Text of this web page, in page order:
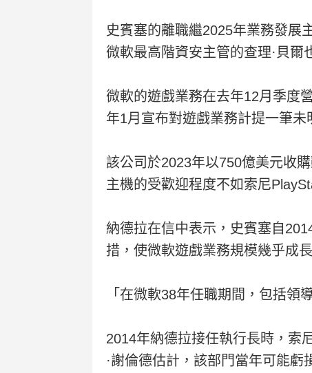
史賓塞的離職繼2025年業務發展
微軟最高階資安主管的查理·貝爾
微軟的遊戲業務在去年12月季度
年1月宣布對遊戲業務計提一筆未
該公司於2023年以750億美元收
主機的受歡迎程度不如索尼
納德拉在信中表示，史賓塞自
措，使微軟遊戲業務規模幾乎成
「在微軟38年任職期間，包括領
2014年納德拉接任執行長時，索
·謝倫德估計，該部門當年可能虧